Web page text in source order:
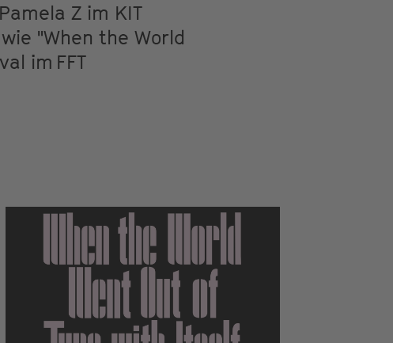
Z im KIT
"When the World
im FFT